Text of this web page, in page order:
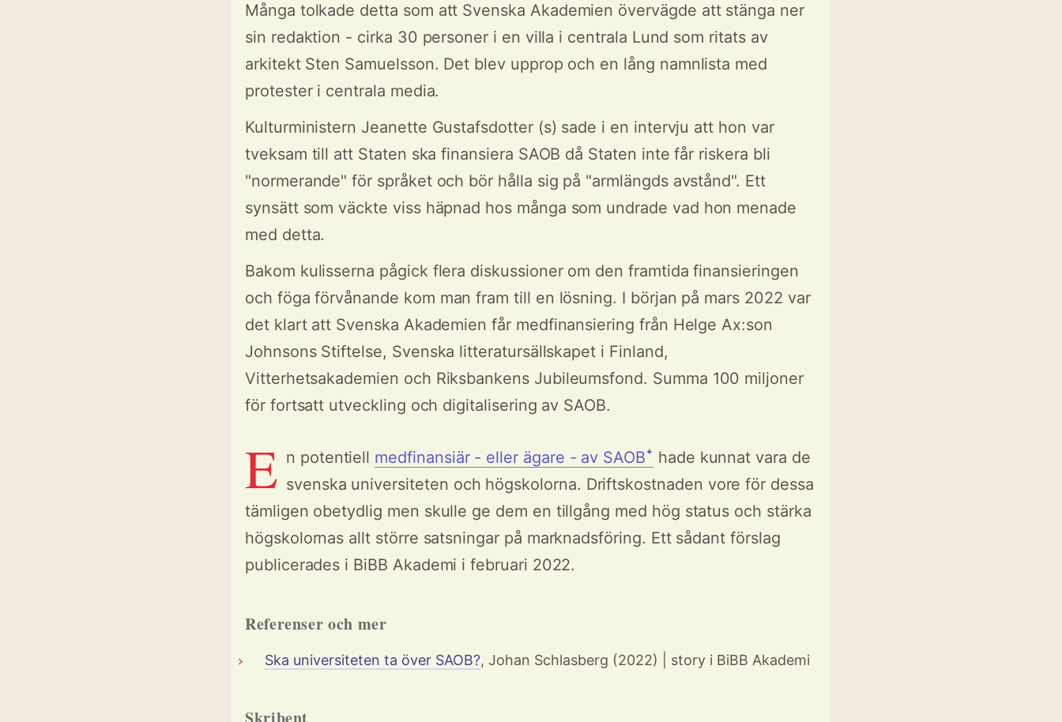
Många tolkade detta som att Svenska Akademien övervägde att stänga ner
sin redaktion - cirka 30 personer i en villa i centrala Lund som ritats av
arkitekt Sten Samuelsson. Det blev upprop och en lång namnlista med
protester i centrala media.
Kulturministern Jeanette Gustafsdotter (s) sade i en intervju att hon var
tveksam till att Staten ska finansiera SAOB då Staten inte får riskera bli
"normerande" för språket och bör hålla sig på "armlängds avstånd". Ett
synsätt som väckte viss häpnad hos många som undrade vad hon menade
med detta.
Bakom kulisserna pågick flera diskussioner om den framtida finansieringen
och föga förvånande kom man fram till en lösning. I början på mars 2022 var
det klart att Svenska Akademien får medfinansiering från Helge Ax:son
Johnsons Stiftelse, Svenska litteratursällskapet i Finland,
Vitterhetsakademien och Riksbankens Jubileumsfond. Summa 100 miljoner
för fortsatt utveckling och digitalisering av SAOB.
E n potentiell medfinansiär - eller ägare - av SAOBꜜ hade kunnat vara de
svenska universiteten och högskolorna. Driftskostnaden vore för dessa
tämligen obetydlig men skulle ge dem en tillgång med hög status och stärka
högskolornas allt större satsningar på marknadsföring. Ett sådant förslag
publicerades i BiBB Akademi i februari 2022.
Referenser och mer
Ska universiteten ta över SAOB?, Johan Schlasberg (2022) | story i BiBB Akademi